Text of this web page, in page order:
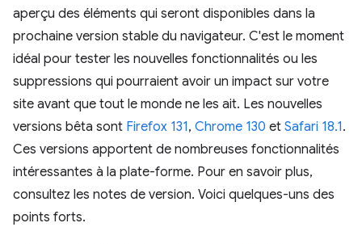
aperçu des éléments qui seront disponibles dans la
prochaine version stable du navigateur. C'est le moment
idéal pour tester les nouvelles fonctionnalités ou les
suppressions qui pourraient avoir un impact sur votre
site avant que tout le monde ne les ait. Les nouvelles
versions bêta sont Firefox 131, Chrome 130 et Safari 18.1.
Ces versions apportent de nombreuses fonctionnalités
intéressantes à la plate-forme. Pour en savoir plus,
consultez les notes de version. Voici quelques-uns des
points forts.